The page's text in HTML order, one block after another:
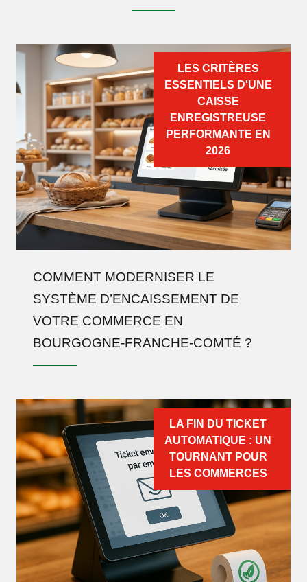
COMMENT MODERNISER LE
SYSTÈME D’ENCAISSEMENT DE
VOTRE COMMERCE EN
BOURGOGNE-FRANCHE-COMTÉ ?
LES CRITÈRES
ESSENTIELS D'UNE
CAISSE
ENREGISTREUSE
PERFORMANTE EN
2026
LA FIN DU TICKET
AUTOMATIQUE : UN
TOURNANT POUR
LES COMMERCES